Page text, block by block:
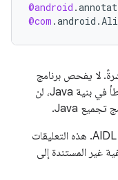
@android .
@com .android .
لا يفحص برنامج
ترجمة AIDL قيمة المَعلمة. إذا كان هناك أي خطأ في بنية Java، لن
يمكن إرفاق هذه التعليق التوضيحي بأي عنصر AIDL. هذه التعليقات
غير المستندة إلى